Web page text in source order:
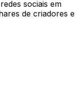
sociais em
de criadores e